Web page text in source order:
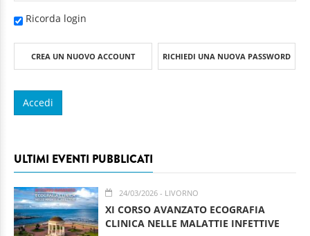
Ricorda login
CREA UN NUOVO ACCOUNT RICHIEDI UNA NUOVA PASSWORD
ULTIMI EVENTI PUBBLICATI
24/03/2026 - LIVORNO
XI CORSO AVANZATO ECOGRAFIA
CLINICA NELLE MALATTIE INFETTIVE